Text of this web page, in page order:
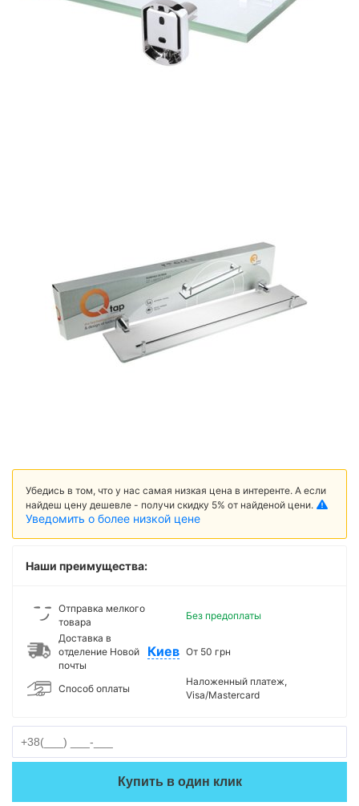
Убедись в том, что у нас самая низкая цена в интеренте. А если
найдеш цену дешевле - получи скидку 5% от найденой цени.
Уведомить о более низкой цене
Наши преимущества:
Отправка мелкого
товара
Без предоплаты
Доставка в
отделение Новой
почты
Киев От 50 грн
Способ оплаты
Наложенный платеж,
Visa/Mastercard
Купить в один клик